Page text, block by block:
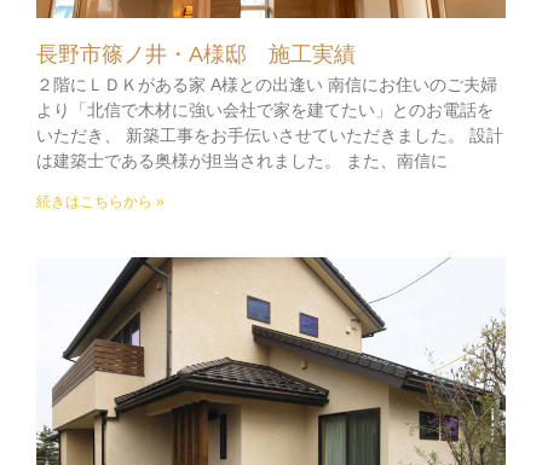
長野市篠ノ井・A様邸 施工実績
２階にＬＤＫがある家 A様との出逢い 南信にお住いのご夫婦
より「北信で木材に強い会社で家を建てたい」とのお電話を
いただき、 新築工事をお手伝いさせていただきました。 設計
は建築士である奥様が担当されました。 また、南信に
続きはこちらから »